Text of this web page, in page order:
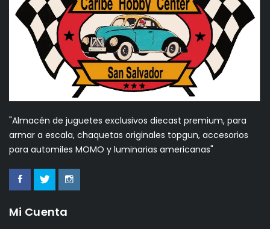
"Almacén de juguetes exclusivos diecast premium, para
armar a escala, chaquetas originales topgun, accesorios
para automiles MOMO y luminarias americanas"
Mi Cuenta